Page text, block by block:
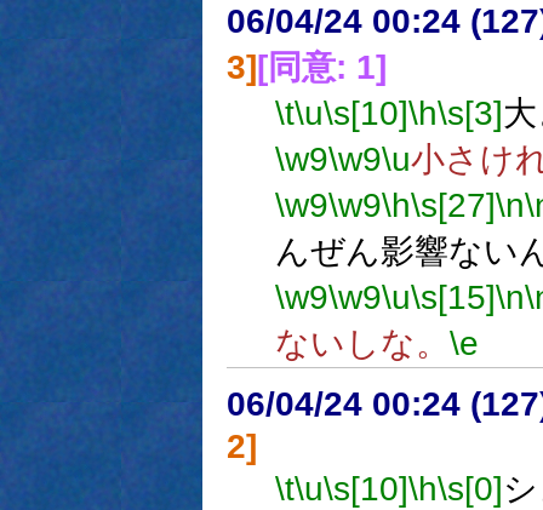
06/04/24 00:24
3][同意: 1]
\t\u\s[10]\h\s[3]
\w9\w9\u小さけ
\w9\w9\h\s[27]\n
んぜん影響ない
\w9\w9\u\s[15]\n
ないしな。 \e
06/04/24 00:24
2]
\t\u\s[10]\h\s[0]